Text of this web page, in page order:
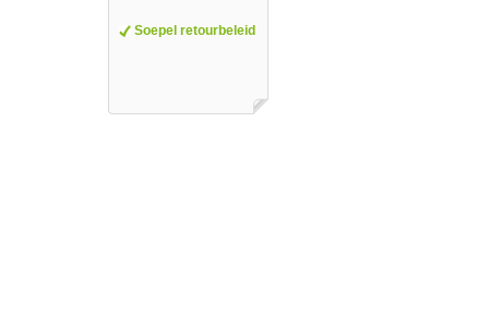
Soepel retourbeleid